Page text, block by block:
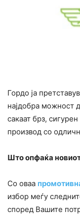
Гордо ја
најдобра можност
сакаат брз,
производ со
Што опфаќа
Со оваа
избор меѓу
според Вашите